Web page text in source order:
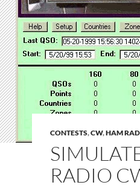
CONTESTS,CW,HAM
RADIO